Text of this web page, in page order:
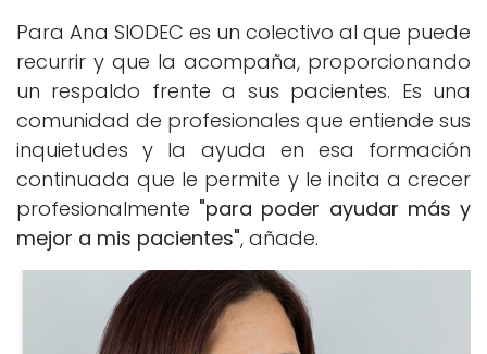
Para Ana SIODEC es un colectivo al que puede
recurrir y que la acompaña, proporcionando
un respaldo frente a sus pacientes. Es una
comunidad de profesionales que entiende sus
inquietudes y la ayuda en esa formación
continuada que le permite y le incita a crecer
profesionalmente "para poder ayudar más y
mejor a mis pacientes", añade.